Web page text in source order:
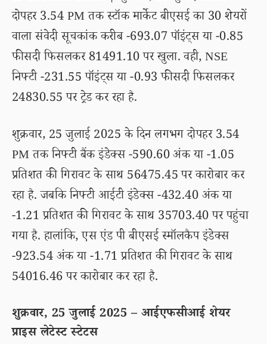
दोपहर 3.54 PM तक स्टॉक मार्केट बीएसई का 30 शेयरों
वाला संवेदी सूचकांक करीब -693.07 पॉइंट्स या -0.85
फीसदी फिसलकर 81491.10 पर खुला. वही, NSE
निफ्टी -231.55 पॉइंट्स या -0.93 फीसदी फिसलकर
24830.55 पर ट्रेड कर रहा है.
शुक्रवार, 25 जुलाई 2025 के दिन लगभग दोपहर 3.54
PM तक निफ्टी बैंक इंडेक्स -590.60 अंक या -1.05
प्रतिशत की गिरावट के साथ 56475.45 पर कारोबार कर
रहा है. जबकि निफ्टी आईटी इंडेक्स -432.40 अंक या
-1.21 प्रतिशत की गिरावट के साथ 35703.40 पर पहुंचा
गया है. हालांकि, एस एंड पी बीएसई स्मॉलकैप इंडेक्स
-923.54 अंक या -1.71 प्रतिशत की गिरावट के साथ
54016.46 पर कारोबार कर रहा है.
शुक्रवार, 25 जुलाई 2025 – आईएफसीआई शेयर
प्राइस लेटेस्ट स्टेटस